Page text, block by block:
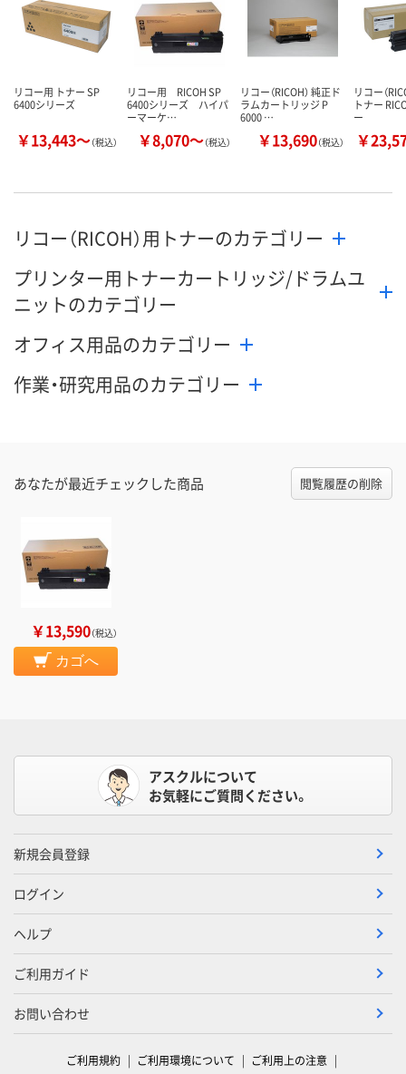
リコー用 トナー SP
6400シリーズ
￥13,443～（税込）
リコー用 RICOH SP
6400シリーズ ハイパ
ーマーケ…
￥8,070～（税込）
リコー（RICOH） 純正ド
ラムカートリッジ P
6000 …
￥13,690（税込）
リコー（
トナー
ー
￥
リコー（RICOH）用トナーのカテゴリー
プリンター用トナーカートリッジ/ドラムユ
ニットのカテゴリー
オフィス用品のカテゴリー
作業・研究用品のカテゴリー
あなたが最近チェックした商品 閲覧履歴の削除
￥13,590（税込）
カゴへ
アスクルについて
お気軽にご質問ください。
新規会員登録
ログイン
ヘルプ
ご利用ガイド
お問い合わせ
ご利用規約 ご利用環境について ご利用上の注意